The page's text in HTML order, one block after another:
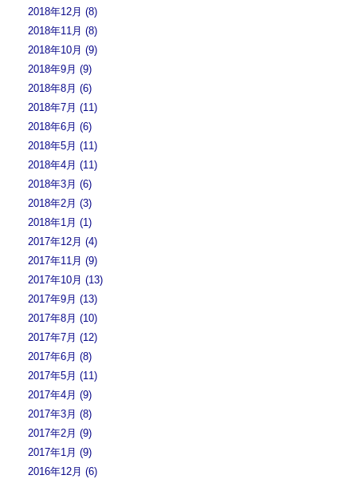
2018年12月 (8)
2018年11月 (8)
2018年10月 (9)
2018年9月 (9)
2018年8月 (6)
2018年7月 (11)
2018年6月 (6)
2018年5月 (11)
2018年4月 (11)
2018年3月 (6)
2018年2月 (3)
2018年1月 (1)
2017年12月 (4)
2017年11月 (9)
2017年10月 (13)
2017年9月 (13)
2017年8月 (10)
2017年7月 (12)
2017年6月 (8)
2017年5月 (11)
2017年4月 (9)
2017年3月 (8)
2017年2月 (9)
2017年1月 (9)
2016年12月 (6)